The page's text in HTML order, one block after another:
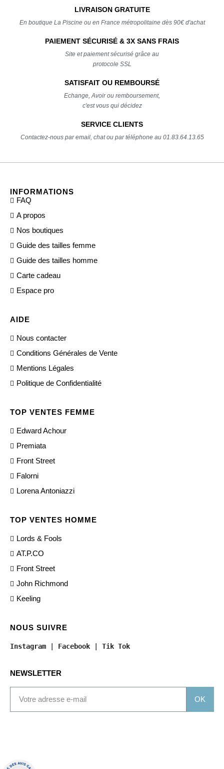
LIVRAISON GRATUITE
En boutique La Piscine ou en France métropolitaine dès 90€ d'achat
PAIEMENT SÉCURISÉ & 3X SANS FRAIS
Site et paiement sécurisé grâce au
protocole SSL
SATISFAIT OU REMBOURSÉ
Echange, Avoir ou remboursement,
c'est vous qui décidez
SERVICE CLIENTS
Contactez-nous par email, chat ou par téléphone au 01.83.64.13.65
INFORMATIONS
FAQ
A propos
Nos boutiques
Guide des tailles femme
Guide des tailles homme
Carte cadeau
Espace pro
AIDE
Nous contacter
Conditions Générales de Vente
Mentions Légales
Politique de Confidentialité
TOP VENTES FEMME
Edward Achour
Premiata
Front Street
Falorni
Lorena Antoniazzi
TOP VENTES HOMME
Lords & Fools
AT.P.CO
Front Street
John Richmond
Keeling
NOUS SUIVRE
Instagram Facebook Tik Tok
NEWSLETTER
OK